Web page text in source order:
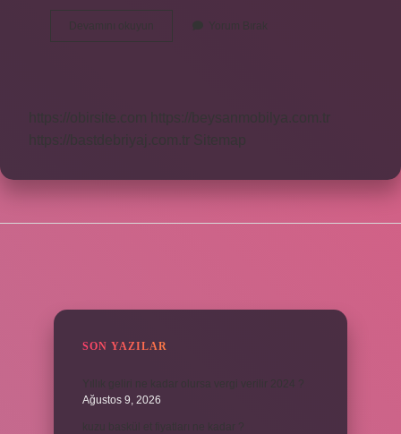
Devamını okuyun
Suyu
Yorum Bırak
https://obirsite.com
https://beysanmobilya.com.tr
https://bastdebriyaj.com.tr Sitemap
SON YAZILAR
Ağustos 9, 2026